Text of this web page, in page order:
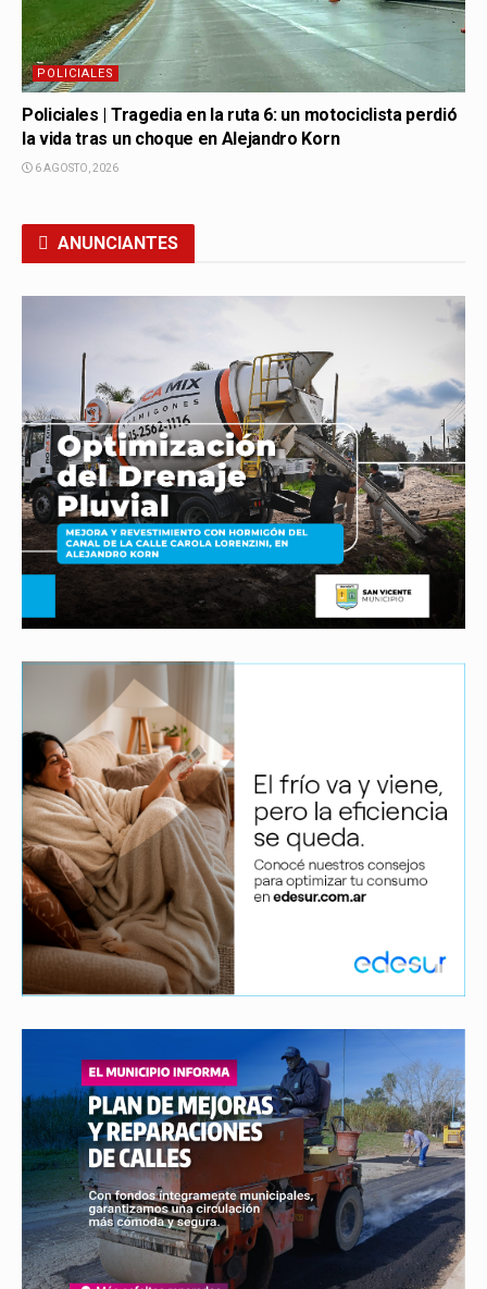
POLICIALES
Policiales | Tragedia en la ruta 6: un motociclista perdió
la vida tras un choque en Alejandro Korn
6 AGOSTO, 2026
ANUNCIANTES